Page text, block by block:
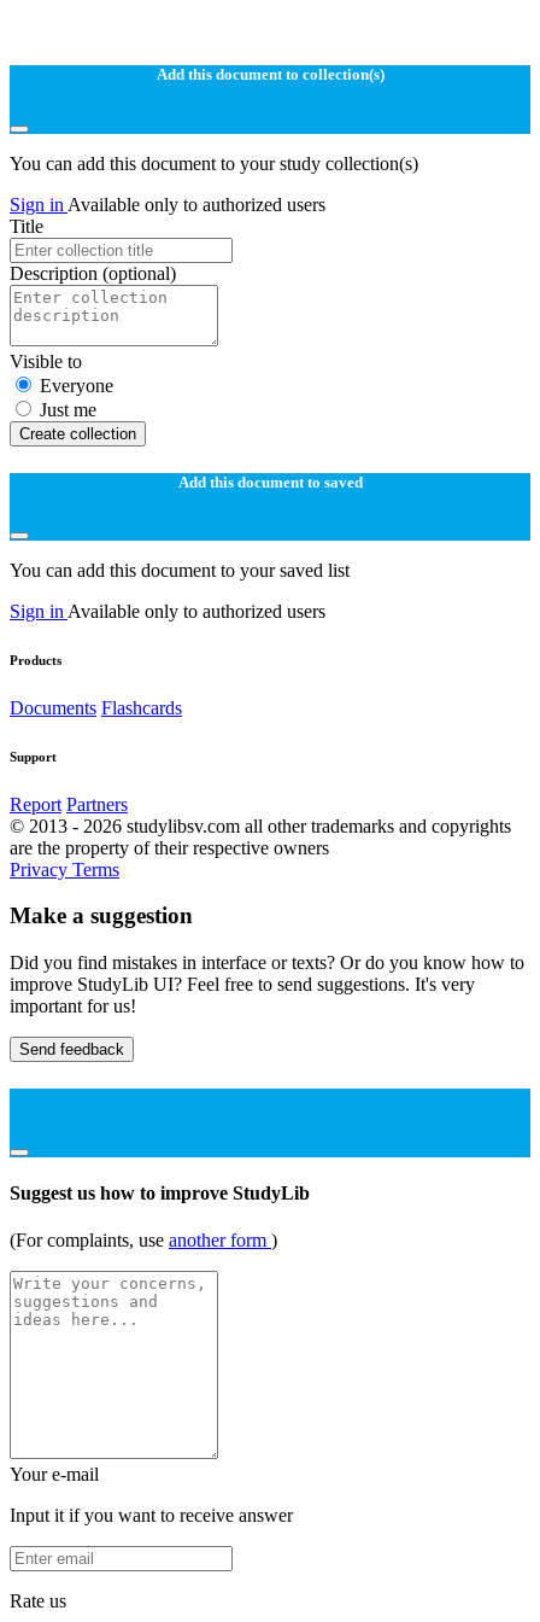
Add this document to collection(s)
You can add this document to your study collection(s)
Sign in Available only to authorized users
Title
Description (optional)
Visible to
Everyone
Just me
Create collection
Add this document to saved
You can add this document to your saved list
Sign in Available only to authorized users
Products
Documents Flashcards
Support
Report Partners
© 2013 - 2026 studylibsv.com all other trademarks and copyrights
are the property of their respective owners
Privacy Terms
Make a suggestion
Did you find mistakes in interface or texts? Or do you know how to
improve StudyLib UI? Feel free to send suggestions. It's very
important for us!
Send feedback
Suggest us how to improve StudyLib
(For complaints, use another form )
Your e-mail
Input it if you want to receive answer
Rate us